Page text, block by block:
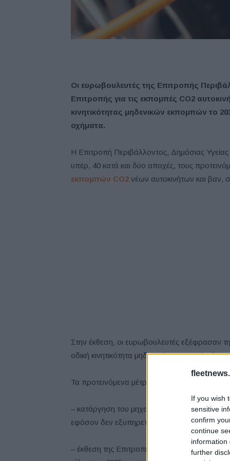
If you wish
sensitive
confirm
continue
information
further
Οι ευρωβουλευτές της Επιτροπής
Επιτροπής για τις εκπομπές CO2
κινητικότητας μηδενικών εκπομπών το
οχήματα.
Η Επιτροπή Περιβάλλοντος, Δημόσιας
υπέρ, 40 κατά και δύο αποχές, τους
εκπομπών CO2 νέων αυτοκινήτων και βαν,
Στην έκθεση, οι ευρωβουλευτές εξέφρασαν
οδική κινητικότητα μηδενικών εκπομπών έως
Τα προτεινόμενα μέτρα περιλαμβάνουν:
– κατάργηση του μηχανισμού κινήτρων για
εφόσον δεν εξυπηρετεί πλέον τον αρχικό
– έκθεση της Επιτροπής σχετικά με την